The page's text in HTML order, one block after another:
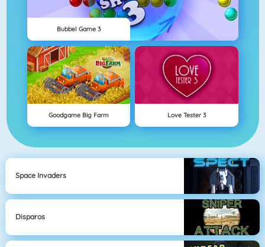
Bubbel Game 3
Goodgame Big Farm Love Tester 3
Space Invaders
Disparos